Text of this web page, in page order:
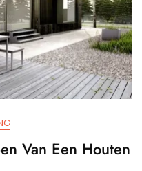
Van Een Houten